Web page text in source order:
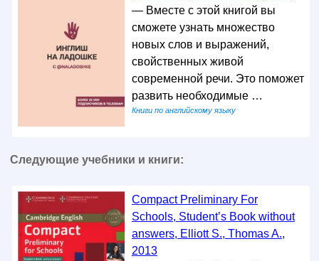
— Вместе с этой книгой вы
сможете узнать множество
новых слов и выражений,
свойственных живой
современной речи. Это поможет
развить необходимые …
Книги по английскому языку
Следующие учебники и книги:
Compact Preliminary For
Schools, Student’s Book without
answers, Elliott S., Thomas A.,
2013